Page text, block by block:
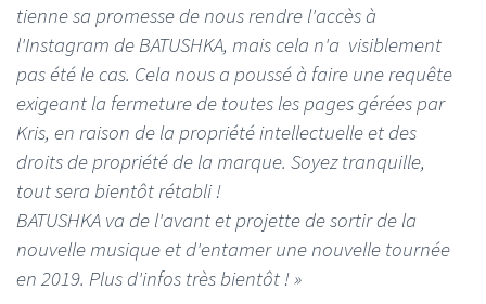
tienne sa promesse de nous rendre l'accès à
l'Instagram de BATUSHKA, mais cela n'a visiblement
pas été le cas. Cela nous a poussé à faire une requête
exigeant la fermeture de toutes les pages gérées par
Kris, en raison de la propriété intellectuelle et des
droits de propriété de la marque. Soyez tranquille,
tout sera bientôt rétabli !
BATUSHKA va de l'avant et projette de sortir de la
nouvelle musique et d'entamer une nouvelle tournée
en 2019. Plus d'infos très bientôt ! »